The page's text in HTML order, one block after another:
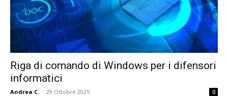
Riga di comando di Windows per i difensori
informatici
Andrea C. - 29 Ottobre 2025 0